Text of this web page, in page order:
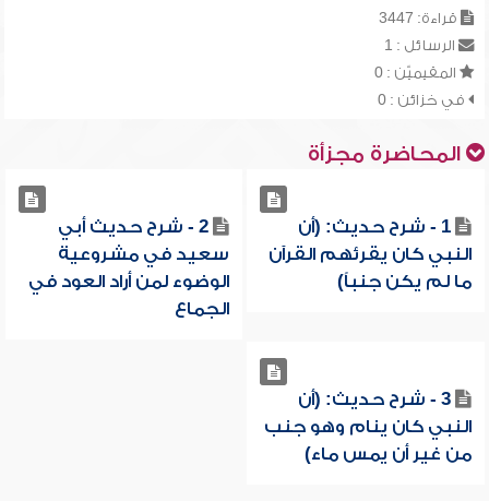
قراءة: 3447
الرسائل : 1
المقيميّن : 0
في خزائن : 0
المحاضرة مجزأة
1 - شرح حديث: (أن
النبي كان يقرئهم القرآن
ما لم يكن جنباً)
2 - شرح حديث أبي
سعيد في مشروعية
الوضوء لمن أراد العود في
الجماع
3 - شرح حديث: (أن
النبي كان ينام وهو جنب
من غير أن يمس ماء)